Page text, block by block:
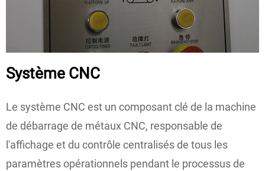
Système CNC
Le système CNC est un composant clé de la machine
de débarrage de métaux CNC, responsable de
l'affichage et du contrôle centralisés de tous les
paramètres opérationnels pendant le processus de